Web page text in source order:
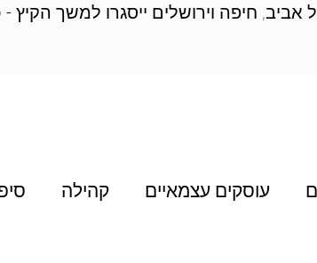
בתל אביב, חיפה וירושלים ייסגרו
עוסקים עצמאיים קהילה